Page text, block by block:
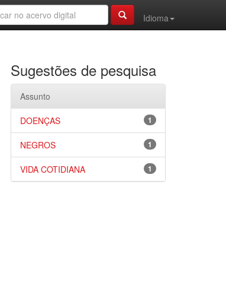
Idioma
Sugestões de pesquisa
Assunto
1
DOENÇAS
1
NEGROS
1
VIDA COTIDIANA